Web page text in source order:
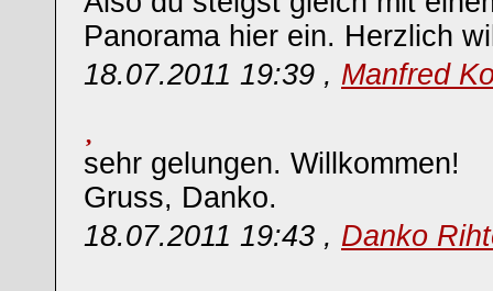
Panorama hier ein. Herzlich
18.07.2011 19:39 , Manfred
sehr gelungen. Willkommen!
Gruss, Danko.
18.07.2011 19:43 , Danko